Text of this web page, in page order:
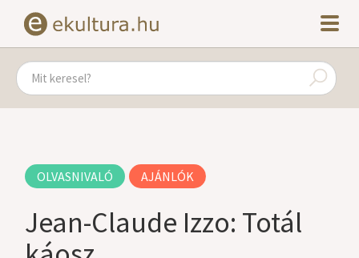
OLVASNIVALÓ AJÁNLÓK
Jean-Claude Izzo: Totál